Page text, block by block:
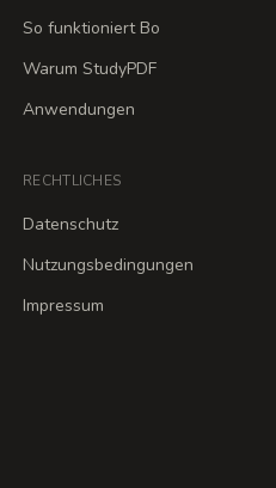
So funktioniert Bo
Warum StudyPDF
Anwendungen
RECHTLICHES
Datenschutz
Nutzungsbedingungen
Impressum